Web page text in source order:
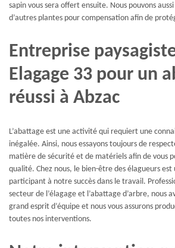
sapin vous sera offert ensuite. Nous pouvons
d’autres plantes pour compensation afin de
Entreprise
Elagage 33 pour un
réussi à Abzac
L’abattage est une activité qui requiert une
inégalée. Ainsi, nous essayons toujours de
matière de sécurité et de matériels afin de vous
qualité. Chez nous, le bien-être des élagueurs
participant à notre succès dans le travail.
secteur de l’élagage et l’abattage d’arbre, nous
grand esprit d’équipe et nous vous assurons
toutes nos interventions.